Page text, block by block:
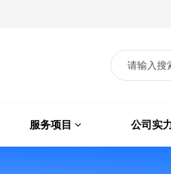
服务项目 公司实